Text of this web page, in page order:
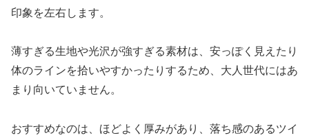
印象を左右します。
薄すぎる生地や光沢が強すぎる素材は、安っぽく見えたり
体のラインを拾いやすかったりするため、大人世代にはあ
まり向いていません。
おすすめなのは、ほどよく厚みがあり、落ち感のあるツイ